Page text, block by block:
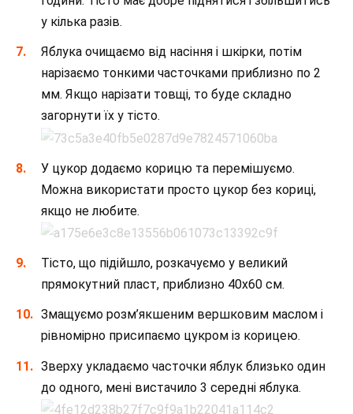
у кілька разів.
Яблука очищаємо від насіння і шкірки, потім
нарізаємо тонкими часточками приблизно по 2
мм. Якщо нарізати товщі, то буде складно
загорнути їх у тісто.
У цукор додаємо корицю та перемішуємо.
Можна використати просто цукор без кориці,
якщо не любите.
Тісто, що підійшло, розкачуємо у великий
прямокутний пласт, приблизно 40х60 см.
Змащуємо розм’якшеним вершковим маслом і
рівномірно присипаємо цукром із корицею.
Зверху укладаємо часточки яблук близько один
до одного, мені вистачило 3 середні яблука.